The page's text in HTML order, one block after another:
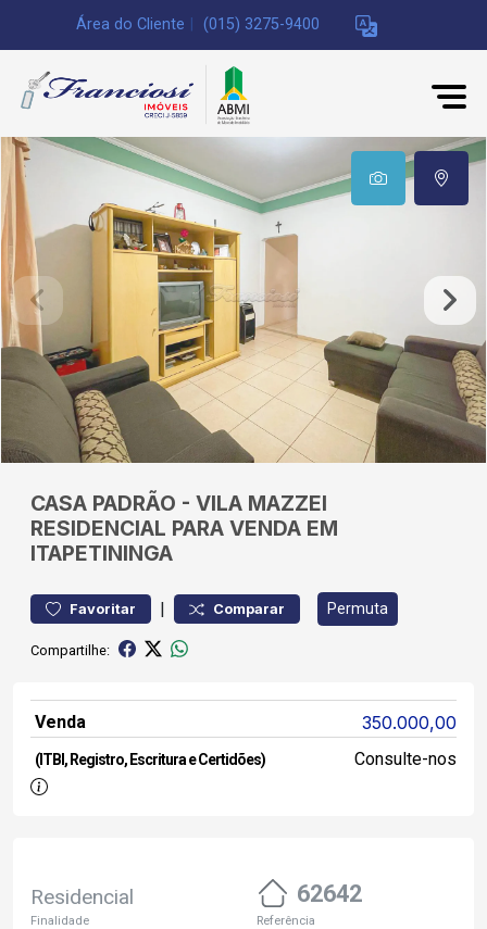
Área do Cliente (015) 3275-9400
CASA PADRÃO - VILA MAZZEI
RESIDENCIAL PARA VENDA EM
ITAPETININGA
Favoritar | Comparar Permuta
Compartilhe:
Venda 350.000,00
(ITBI, Registro, Escritura e Certidões) Consulte-nos
Residencial
Finalidade
62642
Referência